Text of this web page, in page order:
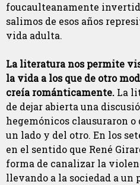
foucaulteanamente
salimos de esos años
vida adulta.
La literatura nos permite
la vida a los que de otro
creía románticamente. La
de dejar abierta una
hegemónicos clausuraron o
un lado y del otro. En los
en el sentido que René
forma de canalizar la
llevando a la sociedad a un